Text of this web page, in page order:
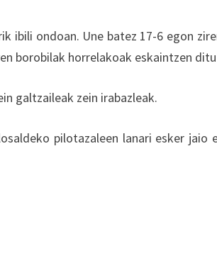
ibili ondoan. Une batez 17-6 egon
borobilak horrelakoak eskaintzen ditu
galtzaileak zein irabazleak.
pilotazaleen lanari esker jaio